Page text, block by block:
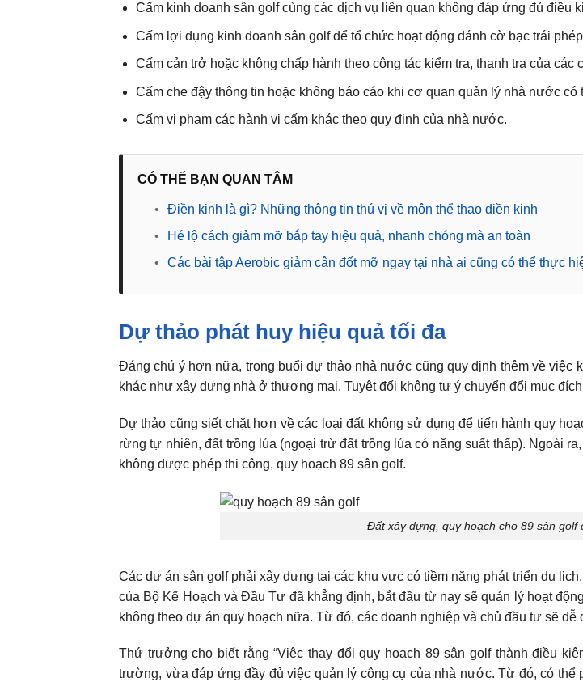
Cấm kinh doanh sân golf cùng các dịch vụ liên quan không đáp ứng đủ điều
Cấm lợi dụng kinh doanh sân golf để tổ chức hoạt động đánh cờ bạc trái
Cấm cản trở hoặc không chấp hành theo công tác kiểm tra, thanh tra của
Cấm che đậy thông tin hoặc không báo cáo khi cơ quan quản lý nhà nước
Cấm vi phạm các hành vi cấm khác theo quy định của nhà nước.
CÓ THỂ BẠN QUAN TÂM
•
Điền kinh là gì? Những thông tin thú vị về môn thể thao điền kinh
•
Hé lộ cách giảm mỡ bắp tay hiệu quả, nhanh chóng mà an toàn
•
Các bài tập Aerobic giảm cân đốt mỡ ngay tại nhà ai cũng có thể thực
Dự thảo phát huy hiệu quả tối đa
Đáng chú ý hơn nữa, trong buổi dự thảo nhà nước cũng quy định thêm về việc
khác như xây dựng nhà ở thương mại. Tuyệt đối không tự ý chuyển đổi mục
Dự thảo cũng siết chặt hơn về các loại đất không sử dụng để tiến hành quy
rừng tự nhiên, đất trồng lúa (ngoại trừ đất trồng lúa có năng suất thấp). Ngoài
không được phép thi công, quy hoạch 89 sân golf.
Đất xây dựng, quy hoạch cho 89 sân golf
Các dự án sân golf phải xây dựng tại các khu vực có tiềm năng phát triển du
của Bộ Kế Hoạch và Đầu Tư đã khẳng định, bắt đầu từ nay sẽ quản lý hoạt
không theo dự án quy hoạch nữa. Từ đó, các doanh nghiệp và chủ đầu tư sẽ
Thứ trưởng cho biết rằng “Việc thay đổi quy hoạch 89 sân golf thành điều
trường, vừa đáp ứng đầy đủ việc quản lý công cụ của nhà nước. Từ đó, có